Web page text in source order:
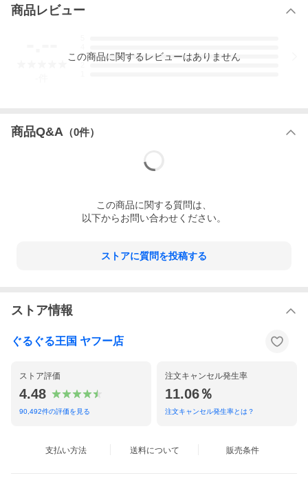
関連商品
亀梨和也出演作品
商品レビュー
3
この商品に関するレビューはありません
商品Q&A （0件）
この商品に関する質問は、
以下からお問い合わせください。
ストアに質問を投稿する
ストア情報
ぐるぐる王国 ヤフー店
ストア評価
4.48
90,492件の評価を見る
注文キャンセル発生率
11.06％
注文キャンセル発生率とは？
支払い方法 送料について 販売条件